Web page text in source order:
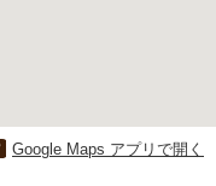
Google Maps アプリで開く